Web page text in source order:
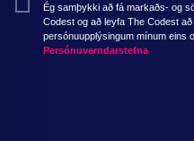
Ég samþykki að fá markaðs- og
Codest og að leyfa The Codest
persónuupplýsingum mínum eins
Persónuverndarstefna